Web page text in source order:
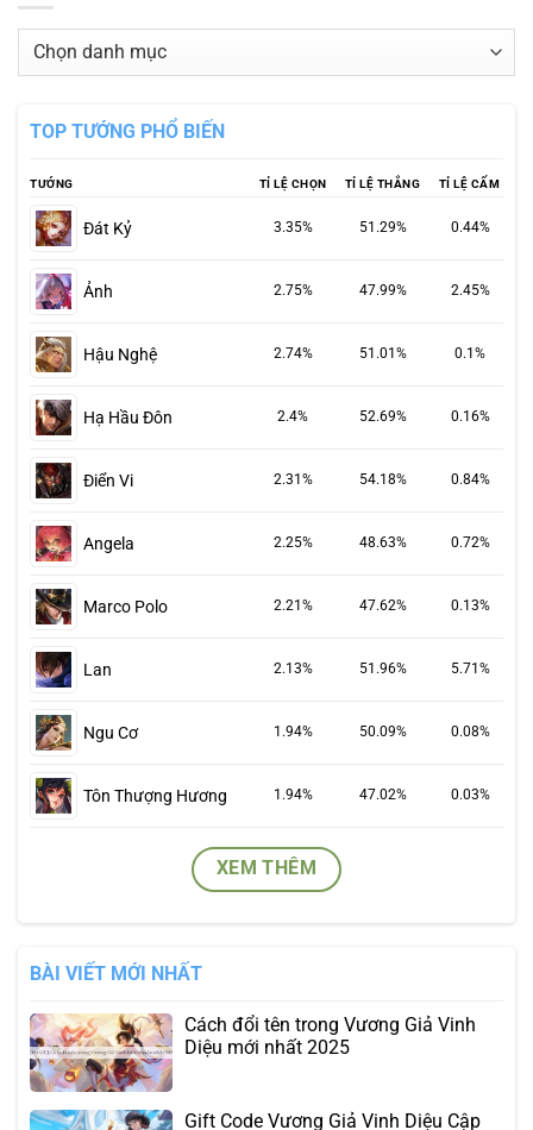
Danh
TOP TƯỚNG PHỔ BIẾN
TƯỚNG TỈ LỆ CHỌN TỈ LỆ THẮNG TỈ LỆ CẤM
Đát Kỷ 3.35% 51.29% 0.44%
Ảnh 2.75% 47.99% 2.45%
Hậu Nghệ 2.74% 51.01% 0.1%
Hạ Hầu Đôn 2.4% 52.69% 0.16%
Điển Vi 2.31% 54.18% 0.84%
Angela 2.25% 48.63% 0.72%
Marco Polo 2.21% 47.62% 0.13%
Lan 2.13% 51.96% 5.71%
Ngu Cơ 1.94% 50.09% 0.08%
Tôn Thượng Hương 1.94% 47.02% 0.03%
XEM THÊM
BÀI VIẾT MỚI NHẤT
Cách đổi tên trong Vương Giả Vinh
Diệu mới nhất 2025
Gift Code Vương Giả Vinh Diệu Cập